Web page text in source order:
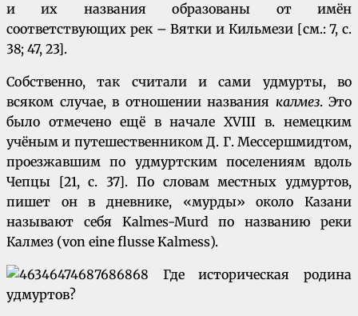
и их названия образованы от имён
соответствующих рек – Вятки и Кильмези [см.: 7, с.
38; 47, 23].
Собственно, так считали и сами удмурты, во
всяком случае, в отношении названия калмез. Это
было отмечено ещё в начале XVIII в. немецким
учёным и путешественником Д. Г. Мессершмидтом,
проезжавшим по удмуртским поселениям вдоль
Чепцы [21, с. 37]. По словам местных удмуртов,
пишет он в дневнике, «мурды» около Казани
называют себя Kalmes-Murd по названию реки
Калмез (von eine flusse Kalmess).